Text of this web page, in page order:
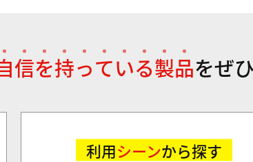
信を持っている製品をぜ
利用シーンから探す